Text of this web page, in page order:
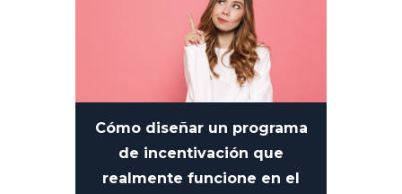
Cómo diseñar un programa
de incentivación que
realmente funcione en el